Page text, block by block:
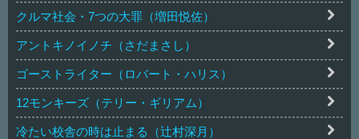
クルマ社会・7つの大罪（増田悦佐）
アントキノイノチ（さだまさし）
ゴーストライター（ロバート・ハリス）
12モンキーズ（テリー・ギリアム）
冷たい校舎の時は止まる（辻村深月）